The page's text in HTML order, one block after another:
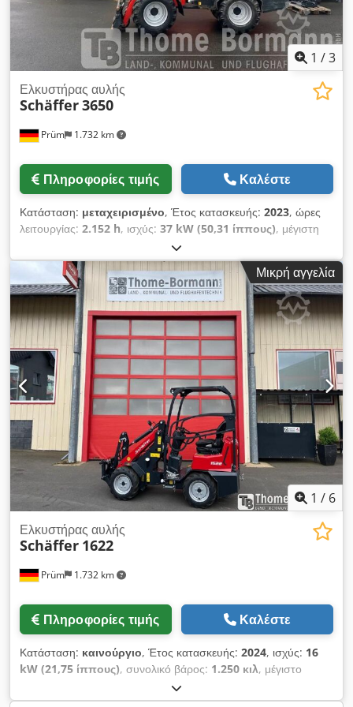
ΟΜΑΔΑ ΤΗΣ VTS
1 /3
Prüm 1.732 km
Ελκυστήρας αυλής
Schäffer3650
Πληροφορίες τιμής Καλέστε
Κατάσταση: μεταχειρισμένο, Έτος κατασκευής: 2023, ώρες
λειτουργίας: 2.152 h, ισχύς: 37 kW (50,31 ίππους), μέγιστη
, Ώρες λειτουργίας: 2152 _____ με οροφή
προστασίας οδηγού ROPS. Κινητήρας ντίζελ Kubota D1803-
CR-T, 37 kW = 50 ίπποι. Πίσω πλάκα βάρους. Γρήγορη
ταχύτητα 20 χλμ/ώρα. Υδραυλικό σύστημα ασφάλισης
εργαλείων. Σύστημα συγκράτησης. Ειδικός εξοπλισμός. Πίσω
πλαίσιο με φαρδύτερα φτερά. Βάρος αντίβαρο 100 κιλά.
Ελαστικά 15.0/55-17 AS, 6 τρύπες, μετατόπιση (ET) -45.
Ενισχυμένη γραναζωτή αντλία 19 ccm (απαιτείται κινητήρας 37
kW). Σετ προβολέων εργασίας LED, 800 lumen (2 μπροστά και
1 πίσω). Πλαίσιο στήριξης Euro. Υδραυλικό σύστημα
ασφάλισης. Σύστημα ρυμούλκησης με πείρο και θηλιές
πρόσδεσης. Τοποθεσία αποθήκευσης: HIS Hanau. Credpfx
Ahjxmrvuetjf
Μικρή αγγελία
1 / 6
Prüm 1.732 km
Ελκυστήρας αυλής
Schäffer 1622
Πληροφορίες τιμής Καλέστε
Κατάσταση: καινούργιο, Έτος κατασκευής: 2024, ισχύς: 16
kW (21,75 ίππους), συνολικό βάρος: 1.250 κιλ, μέγιστο
, λειτουργικό βάρος:
_____Φορτωτής Schäffer, τύπου 1622, με προστατευτική